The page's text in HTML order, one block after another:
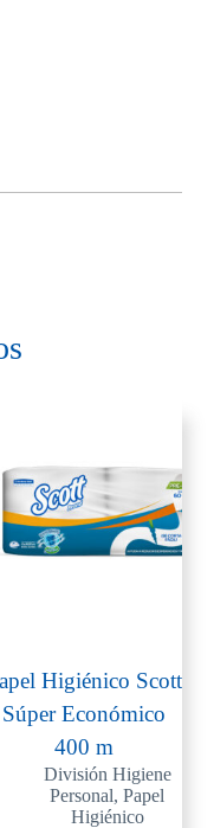
Higiénico Scott
Súper Económico
400 m
División Higiene
Personal,Papel
Higiénico